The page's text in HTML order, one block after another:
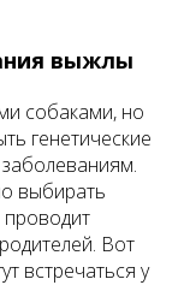
выжлы
собаками, но
генетические
выбирать
проводит
Вот
встречаться у